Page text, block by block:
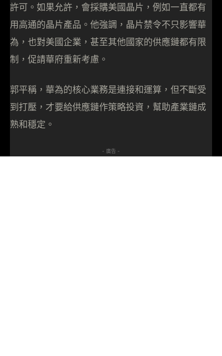
許可。如果允許，會採購美國晶片，例如一直都有
用高通的晶片產品。他強調，晶片禁令不只影響華
為，也對美國企業，甚至其他國家的供應鏈都有限
制，促請華府重新考慮。
郭平稱，華為的核心業務是連接和運算，但不斷受
到打壓，才要給供應鏈作策略投資，幫助產業鏈成
熟和穩定。
- 廣告 -